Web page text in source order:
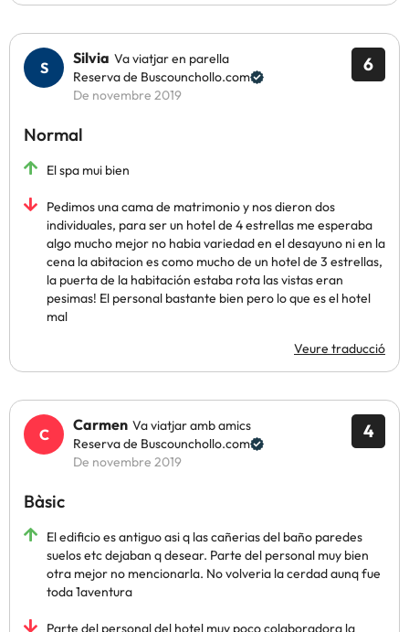
6
Silvia Va viatjar en parella
Reserva de Buscounchollo.com
De novembre 2019
Normal
El spa mui bien
Pedimos una cama de matrimonio y nos dieron dos
individuales, para ser un hotel de 4 estrellas me esperaba
algo mucho mejor no habia variedad en el desayuno ni en la
cena la abitacion es como mucho de un hotel de 3 estrellas,
la puerta de la habitación estaba rota las vistas eran
pesimas! El personal bastante bien pero lo que es el hotel
mal
Veure traducció
4
Carmen Va viatjar amb amics
Reserva de Buscounchollo.com
De novembre 2019
Bàsic
El edificio es antiguo asi q las cañerias del baño paredes
suelos etc dejaban q desear. Parte del personal muy bien
otra mejor no mencionarla. No volveria la cerdad aunq fue
toda 1aventura
Parte del personal del hotel muy poco colaboradora la